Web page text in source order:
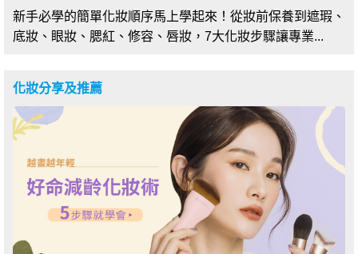
新手必學的簡單化妝順序馬上學起來！從妝前保養到遮瑕、
底妝、眼妝、腮紅、修容、唇妝，7大化妝步驟讓專業...
化妝分享及推薦